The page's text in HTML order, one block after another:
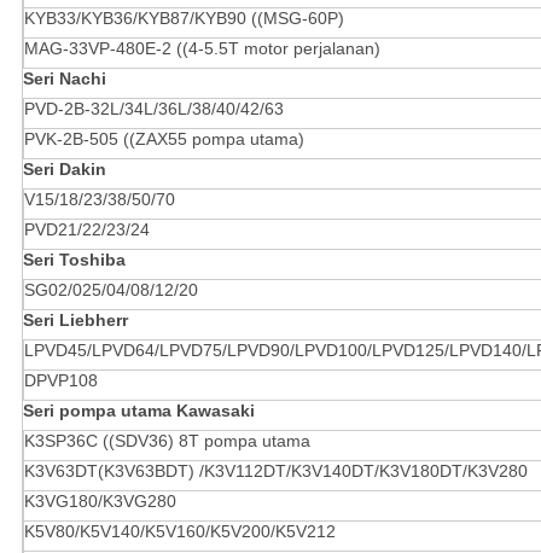
KYB33/KYB36/KYB87/KYB90 ((MSG-60P)
MAG-33VP-480E-2 ((4-5.5T motor perjalanan)
Seri Nachi
PVD-2B-32L/34L/36L/38/40/42/63
PVK-2B-505 ((ZAX55 pompa utama)
Seri Dakin
V15/18/23/38/50/70
PVD21/22/23/24
Seri Toshiba
SG02/025/04/08/12/20
Seri Liebherr
LPVD45/LPVD64/LPVD75/LPVD90/LPVD100/LPVD125/LPVD140/
DPVP108
Seri pompa utama Kawasaki
K3SP36C ((SDV36) 8T pompa utama
K3V63DT(K3V63BDT) /K3V112DT/K3V140DT/K3V180DT/K3V280
K3VG180/K3VG280
K5V80/K5V140/K5V160/K5V200/K5V212